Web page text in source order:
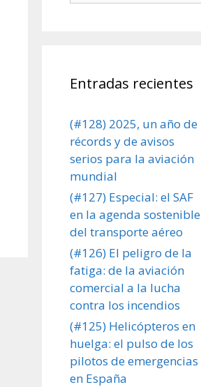
Entradas recientes
(#128) 2025, un año de
récords y de avisos
serios para la aviación
mundial
(#127) Especial: el SAF
en la agenda sostenible
del transporte aéreo
(#126) El peligro de la
fatiga: de la aviación
comercial a la lucha
contra los incendios
(#125) Helicópteros en
huelga: el pulso de los
pilotos de emergencias
en España